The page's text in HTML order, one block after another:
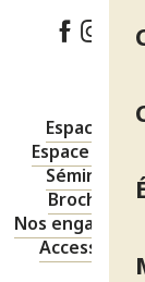
Espace pro
Espace presse
Séminaires
Brochures
Nos
Accessibilité